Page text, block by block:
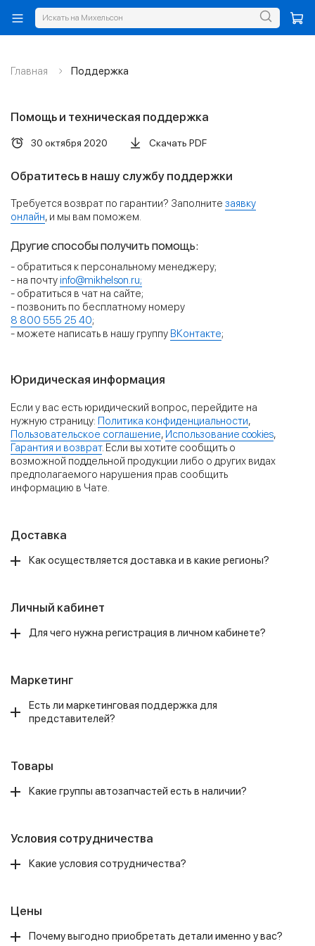
Главная Поддержка
Помощь и техническая поддержка
30 октября 2020 Скачать PDF
Обратитесь в нашу службу поддержки
Требуется возврат по гарантии? Заполните заявку
онлайн, и мы вам поможем.
Другие способы получить помощь:
- обратиться к персональному менеджеру;
- на почтуinfo@mikhelson.ru;
- обратиться в чат на сайте;
- позвонить по бесплатному номеру
8 800 555 25 40;
- можете написать в нашу группу ВКонтакте;
Юридическая информация
Если у вас есть юридический вопрос, перейдите на
нужную страницу: Политика конфиденциальности,
Пользовательское соглашение, Использование cookies,
Гарантия и возврат. Если вы хотите сообщить о
возможной поддельной продукции либо о других видах
предполагаемого нарушения прав сообщить
информацию в Чате.
Доставка
Как осуществляется доставка и в какие регионы?
Личный кабинет
Для чего нужна регистрация в личном кабинете?
Маркетинг
Есть ли маркетинговая поддержка для
представителей?
Товары
Какие группы автозапчастей есть в наличии?
Условия сотрудничества
Какие условия сотрудничества?
Цены
Почему выгодно приобретать детали именно у вас?